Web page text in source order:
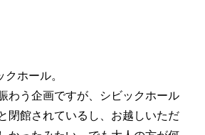
ホール。
わう企画ですが、シビックホール
閉館されているし、お越しいただ